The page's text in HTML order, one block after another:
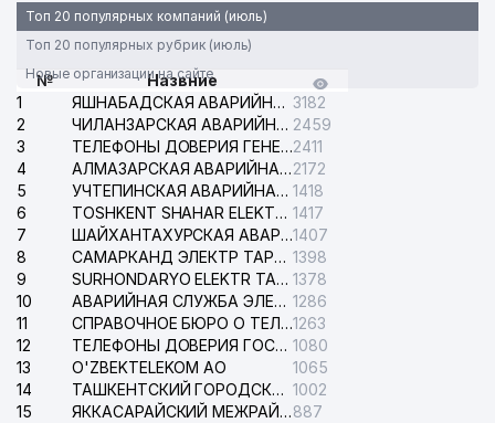
Топ 20 популярных компаний (июль)
Топ 20 популярных рубрик (июль)
Новые организации на сайте
№
Назвние
1
ЯШНАБАДСКАЯ АВАРИЙНАЯ СЛУЖБА ЭЛЕКТРОСЕТИ 3182
2
ЧИЛАНЗАРСКАЯ АВАРИЙНАЯ СЛУЖБА ЭЛЕКТРОСЕТИ 2459
3
ТЕЛЕФОНЫ ДОВЕРИЯ ГЕНЕРАЛЬНОЙ ПРОКУРАТУРЫ РЕСПУБЛИКИ УЗБЕКИСТАН2411
4
АЛМАЗАРСКАЯ АВАРИЙНАЯ СЛУЖБА ЭЛЕКТРОСЕТИ2172
5
УЧТЕПИНСКАЯ АВАРИЙНАЯ СЛУЖБА ЭЛЕКТРОСЕТИ 1418
6
TOSHKENT SHAHAR ELEKTR TARMOQLARI KORXONASI АО 1417
7
ШАЙХАНТАХУРСКАЯ АВАРИЙНАЯ СЛУЖБА ЭЛЕКТРОСЕТИ1407
8
САМАРКАНД ЭЛЕКТР ТАРМОКЛАРИ АО 1398
9
SURHONDARYO ELEKTR TARMOKLARI АО 1378
10
АВАРИЙНАЯ СЛУЖБА ЭЛЕКТРОСЕТИ ТАШКЕНТСКОГО РАЙОНА 1286
11
СПРАВОЧНОЕ БЮРО О ТЕЛЕФОНАХ ОРГАНИЗАЦИЙ г. ТАШКЕНТА1263
12
ТЕЛЕФОНЫ ДОВЕРИЯ ГОСУДАРСТВЕННОГО ЦЕНТРА ТЕСТИРОВАНИЯ 1080
13
O'ZBEKTELEKOM АО
1065
14
ТАШКЕНТСКИЙ ГОРОДСКОЙ СУД ПО ГРАЖДАНСКИМ ДЕЛАМ 1002
15
ЯККАСАРАЙСКИЙ МЕЖРАЙОННЫЙ СУД ПО ГРАЖДАНСКИМ ДЕЛАМ887